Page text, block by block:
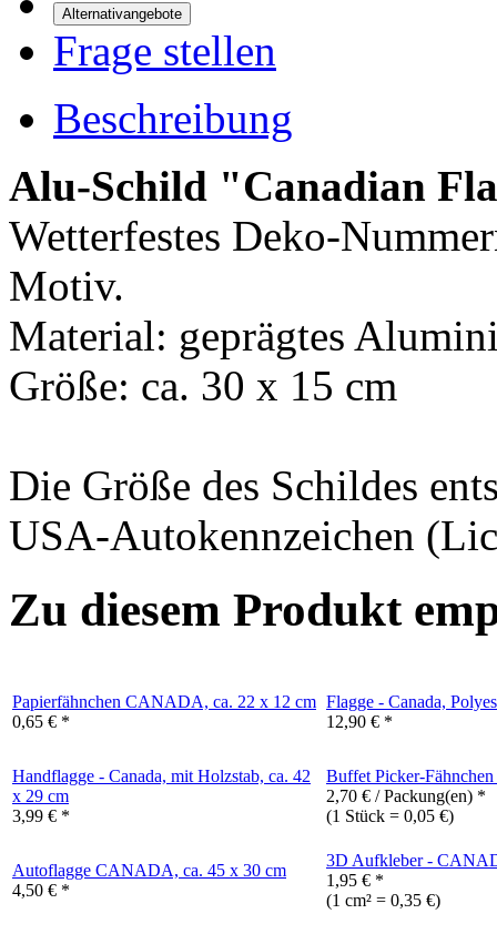
Frage stellen
Beschreibung
Alu-Schild "Canadian
Wetterfestes Deko-
Motiv.
Material: geprägtes
Größe: ca. 30 x 15 cm
Die Größe des Schildes
USA-Autokennzeichen
Zu diesem Produkt
Papierfähnchen CANADA, ca. 22 x 12 cm
0,65 € *
Flagge - Canada,
12,90 € *
Handflagge - Canada, mit Holzstab, ca. 42
x 29 cm
3,99 € *
Buffet Picker-
2,70 € / Packung(en) *
(1 Stück = 0,05 €)
Autoflagge CANADA, ca. 45 x 30 cm
4,50 € *
3D Aufkleber -
1,95 € *
(1 cm² = 0,35 €)